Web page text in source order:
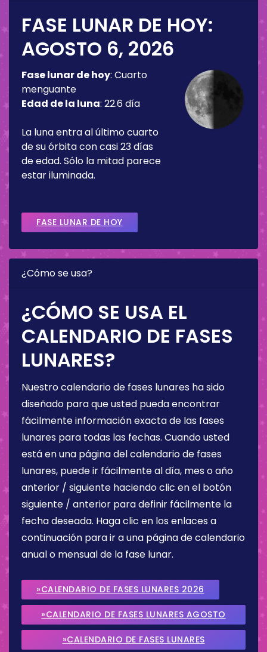
FASE LUNAR DE HOY:
AGOSTO 6, 2026
Fase lunar de hoy: Cuarto
menguante
Edad de la luna: 22.6 día
La luna entra al último cuarto
de su órbita con casi 23 días
de edad. Sólo la mitad parece
estar iluminada.
FASE LUNAR DE HOY
¿Cómo se usa?
¿CÓMO SE USA EL
CALENDARIO DE FASES
LUNARES?
Nuestro calendario de fases lunares ha sido
diseñado para que usted pueda encontrar
fácilmente información exacta de las fases
lunares para todas las fechas. Cuando usted
está en una página del calendario de fases
lunares, puede ir fácilmente al día, mes o año
anterior / siguiente haciendo clic en el botón
siguiente / anterior para definir fácilmente la
fecha deseada. Haga clic en los enlaces a
continuación para ir a una página de calendario
anual o mensual de la fase lunar.
»CALENDARIO DE FASES LUNARES 2026
»CALENDARIO DE FASES LUNARES AGOSTO
2026
»CALENDARIO DE FASES LUNARES